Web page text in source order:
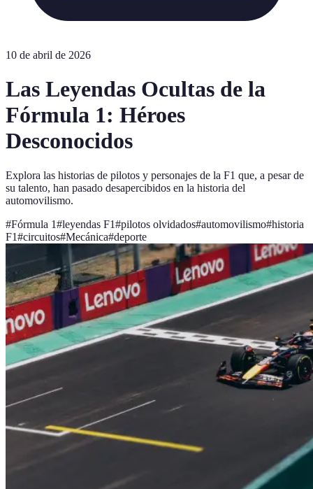
10 de abril de 2026
Las Leyendas Ocultas de la
Fórmula 1: Héroes
Desconocidos
Explora las historias de pilotos y personajes de la F1 que, a pesar de
su talento, han pasado desapercibidos en la historia del
automovilismo.
#Fórmula 1#leyendas F1#pilotos olvidados#automovilismo#historia
F1#circuitos#Mecánica#deporte